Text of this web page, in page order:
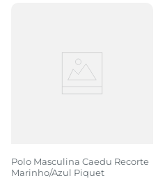
Polo Masculina Caedu Recorte
Marinho/Azul Piquet